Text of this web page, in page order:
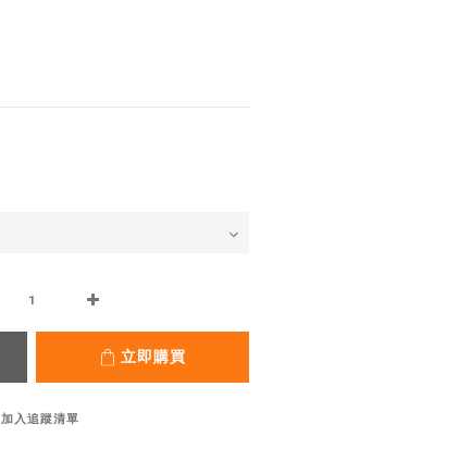
立即購買
加入追蹤清單